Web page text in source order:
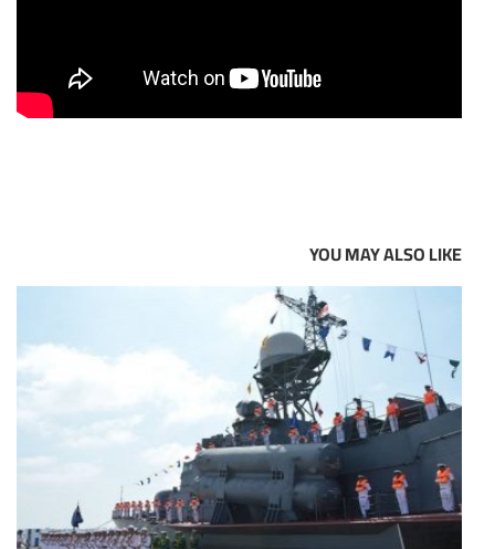
YOU MAY ALSO LIKE